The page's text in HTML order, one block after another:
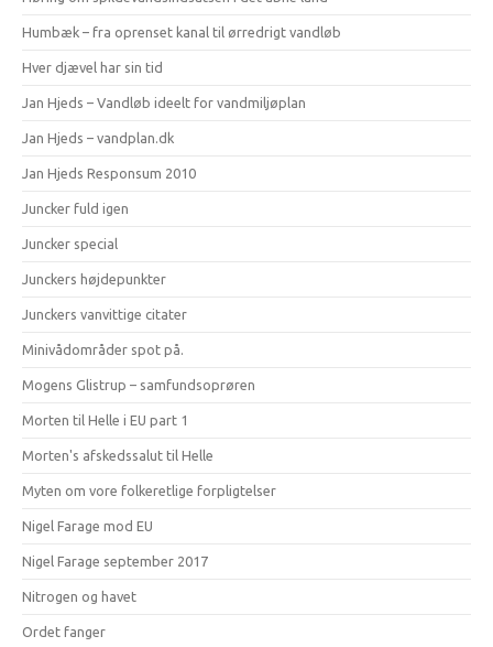
Humbæk – fra oprenset kanal til ørredrigt vandløb
Hver djævel har sin tid
Jan Hjeds – Vandløb ideelt for vandmiljøplan
Jan Hjeds – vandplan.dk
Jan Hjeds Responsum 2010
Juncker fuld igen
Juncker special
Junckers højdepunkter
Junckers vanvittige citater
Minivådområder spot på.
Mogens Glistrup – samfundsoprøren
Morten til Helle i EU part 1
Morten's afskedssalut til Helle
Myten om vore folkeretlige forpligtelser
Nigel Farage mod EU
Nigel Farage september 2017
Nitrogen og havet
Ordet fanger